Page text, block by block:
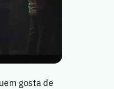
gosta de